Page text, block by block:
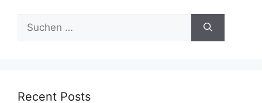
nach:
Recent Posts